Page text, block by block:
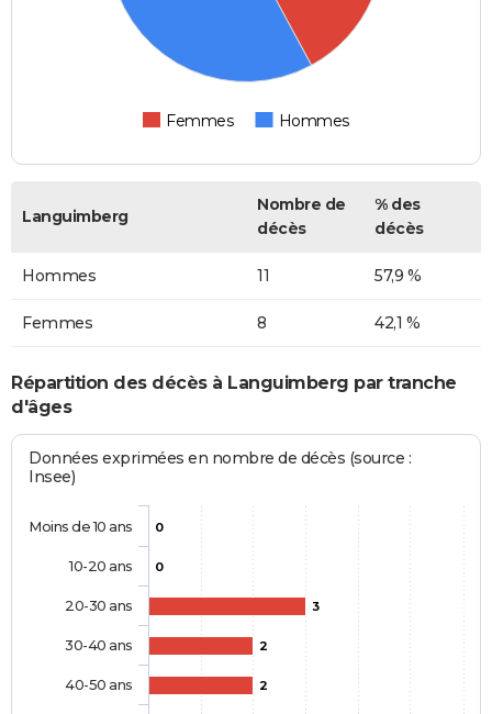
Femmes Hommes
Languimberg
Nombre de
décès
% des
décès
Hommes 11 57,9 %
Femmes 8 42,1 %
Répartition des décès à Languimberg par tranche
d'âges
Données exprimées en nombre de décès (source :
Insee)
0
0
3
2
2
Moins de 10 ans
10-20 ans
20-30 ans
30-40 ans
40-50 ans